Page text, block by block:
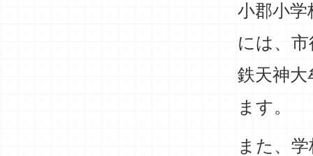
小郡小
には、
鉄天神大
ます。
また、